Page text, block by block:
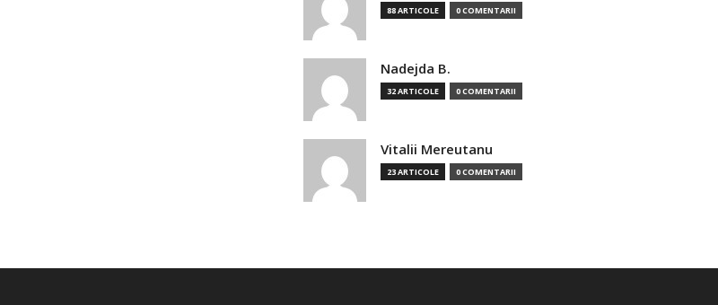
88 ARTICOLE 0 COMENTARII
Nadejda B.
32 ARTICOLE 0 COMENTARII
Vitalii Mereutanu
23 ARTICOLE 0 COMENTARII